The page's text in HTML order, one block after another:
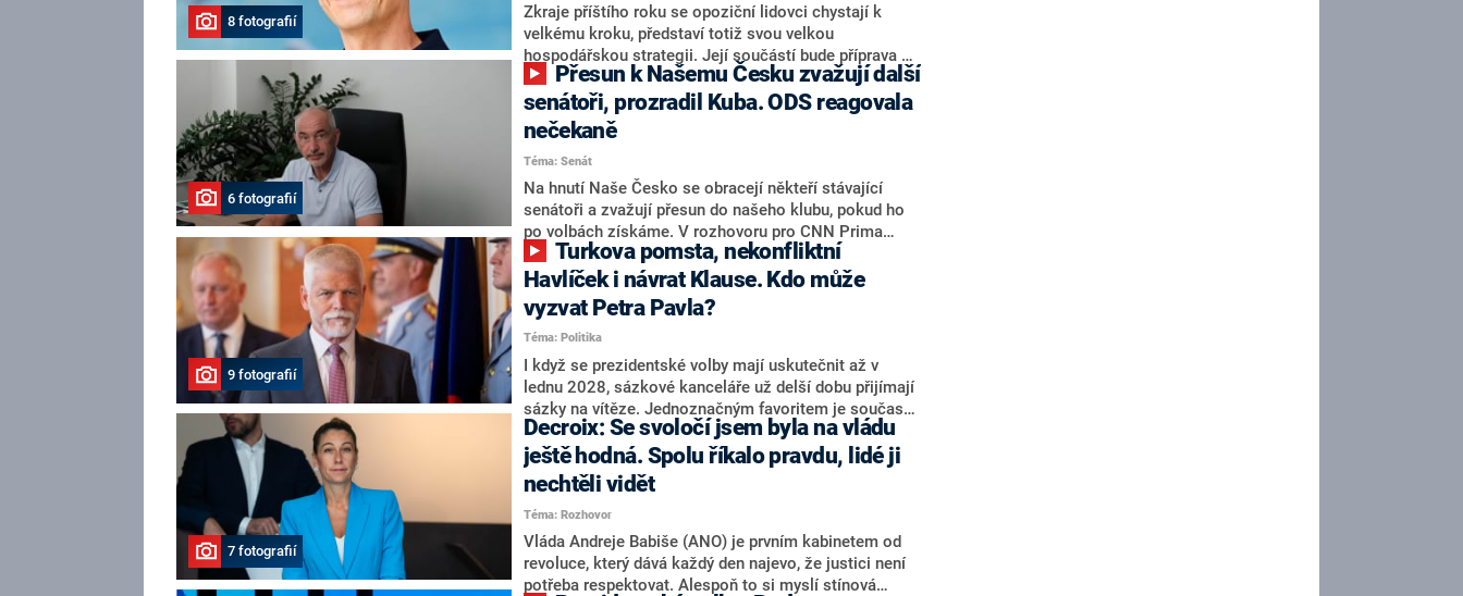
8 fotografií
Zkraje příštího roku se opoziční lidovci chystají k
velkému kroku, představí totiž svou velkou
hospodářskou strategii. Její součástí bude příprava na
stárnutí populace, řekl ve středu na setkání s novináři
nový předseda lidovců Jan Grolich. Ten zároveň v
senátních volbách kandiduje ve Vyškově. Popsal i
aktivitu opozice, o níž vládní strany nebo političtí
komentátoři mluví jako o slabé a v defenzivě. „Je to
úmorná práce upozorňovat na chyby vlády. Ministři s
námi navíc nechodí do debat. Chceme ale ukazovat
svoje témata,“ odpověděl Grolich na dotaz CNN Prima
NEWS.
6 fotografií
senátoři, prozradil Kuba. ODS reagovala
nečekaně
Téma: Senát
Na hnutí Naše Česko se obracejí někteří stávající
senátoři a zvažují přesun do našeho klubu, pokud ho
po volbách získáme. V rozhovoru pro CNN Prima
NEWS to řekl zakladatel hnutí a jihočeský hejtman
Martin Kuba. Konkrétní nebyl, ale získat by takto mohl
například senátora Zdeňka Hrabu, který je dnes
součástí klubu ODS a TOP 09. Hraba to na dotaz
redakce nevyloučil. Předseda klubu senátorů ODS
Zdeněk Nytra redakci řekl, že počítá s odchodem
některých senátorů z klubu a že Naše Česko není
nepřítel, ale soupeř.
9 fotografií
Havlíček i návrat Klause. Kdo může
vyzvat Petra Pavla?
Téma: Politika
I když se prezidentské volby mají uskutečnit až v
lednu 2028, sázkové kanceláře už delší dobu přijímají
sázky na vítěze. Jednoznačným favoritem je současná
hlava státu Petr Pavel. Daleko za ním pak bookmakeři
zmiňují dva výrazné politiky ANO, tedy premiéra
Andreje Babiše a ministra průmyslu Karla Havlíčka.
Oblíbeným tipem samotných sázkařů je poslanec za
Motoristy Filip Turek. Politolog Jan Kubáček nicméně
o případné kandidatuře kohokoliv ze zmíněné trojice
značně pochybuje. Podle něj současná koalice dosud
nemá osobu, která by Pavlovi mohla konkurovat.
7 fotografií
Decroix: Se svoločí jsem byla na vládu
ještě hodná. Spolu říkalo pravdu, lidé ji
nechtěli vidět
Téma: Rozhovor
Vláda Andreje Babiše (ANO) je prvním kabinetem od
revoluce, který dává každý den najevo, že justici není
potřeba respektovat. Alespoň to si myslí stínová